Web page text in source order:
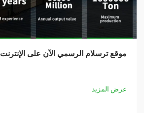
موقع ترسلام الرسمي الآن على الإنترنت
عرض المزيد